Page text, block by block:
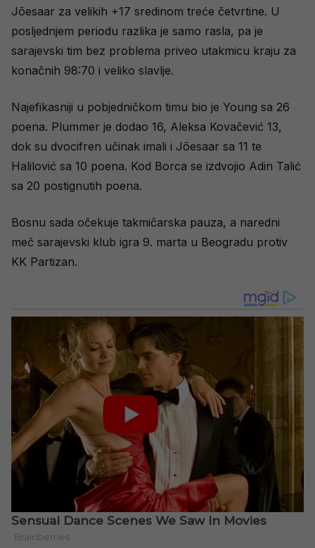
Jõesaar za velikih +17 sredinom treće četvrtine. U
posljednjem periodu razlika je samo rasla, pa je
sarajevski tim bez problema priveo utakmicu kraju za
konačnih 98:70 i veliko slavlje.
Najefikasniji u pobjedničkom timu bio je Young sa 26
poena. Plummer je dodao 16, Aleksa Kovačević 13,
dok su dvocifren učinak imali i Jõesaar sa 11 te
Halilović sa 10 poena. Kod Borca se izdvojio Adin Talić
sa 20 postignutih poena.
Bosnu sada očekuje takmičarska pauza, a naredni
meč sarajevski klub igra 9. marta u Beogradu protiv
KK Partizan.